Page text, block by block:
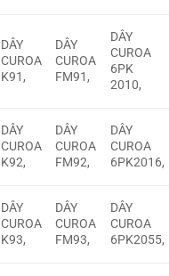
DÂY
CUROA
K91,
DÂY
CUROA
FM91,
DÂY
CUROA
6PK
2010,
DÂY
CUROA
K92,
DÂY
CUROA
FM92,
DÂY
CUROA
6PK2016,
DÂY
CUROA
K93,
DÂY
CUROA
FM93,
DÂY
CUROA
6PK2055,